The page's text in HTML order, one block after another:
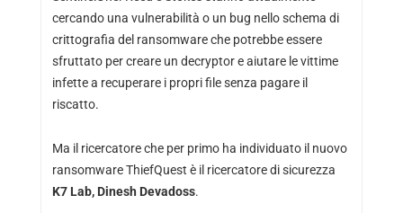
cercando una vulnerabilità o un bug nello schema di
crittografia del ransomware che potrebbe essere
sfruttato per creare un decryptor e aiutare le vittime
infette a recuperare i propri file senza pagare il
riscatto.
Ma il ricercatore che per primo ha individuato il nuovo
ransomware ThiefQuest è il ricercatore di sicurezza
K7 Lab, Dinesh Devadoss.